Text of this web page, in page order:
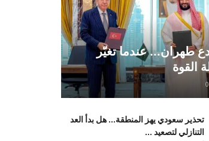
طهران... عندما تغيّر
القوة
0
تحذير سعودي يهز المنطقة... هل بدأ العد
التنازلي لتصعيد ...